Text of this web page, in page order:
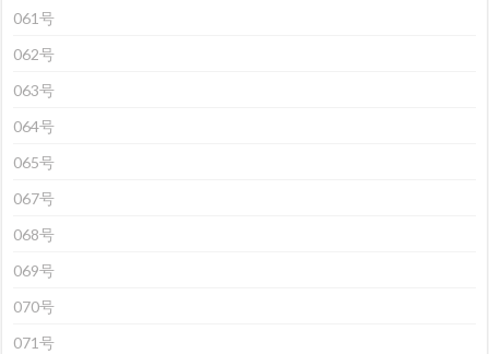
061号
062号
063号
064号
065号
067号
068号
069号
070号
071号